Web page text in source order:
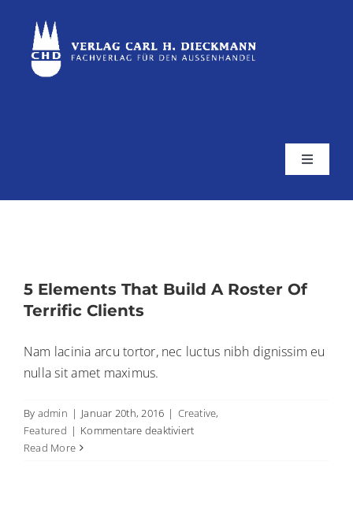
content
Toggle
Home
5 Elements That Build A Roster Of
Terrific Clients
Nam lacinia arcu tortor, nec luctus nibh dignissim eu
nulla sit amet maximus.
By admin | Januar 20th, 2016 | Creative,
Featured | Kommentare deaktiviertfür
Read More